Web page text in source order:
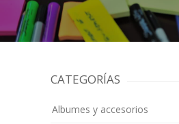
CATEGORÍAS
Albumes y accesorios